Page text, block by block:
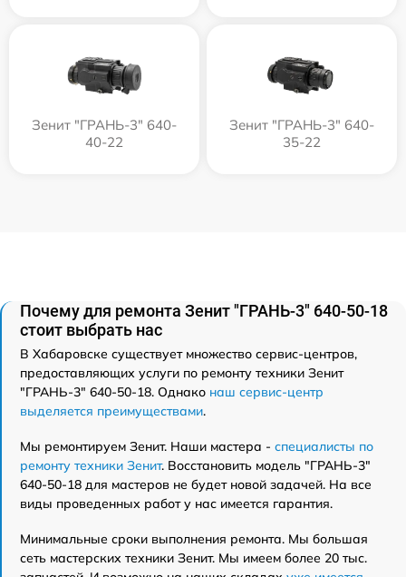
Зенит "ГРАНЬ-3" 640-
40-22
Зенит "ГРАНЬ-3" 640-
35-22
Почему для ремонта Зенит "ГРАНЬ-3" 640-50-18
стоит выбрать нас
В Хабаровске существует множество сервис-центров,
предоставляющих услуги по ремонту техники Зенит
"ГРАНЬ-3" 640-50-18. Однако наш сервис-центр
выделяется преимуществами.
Мы ремонтируем Зенит. Наши мастера - специалисты по
ремонту техники Зенит. Восстановить модель "ГРАНЬ-3"
640-50-18 для мастеров не будет новой задачей. На все
виды проведенных работ у нас имеется гарантия.
Минимальные сроки выполнения ремонта. Мы большая
сеть мастерских техники Зенит. Мы имеем более 20 тыс.